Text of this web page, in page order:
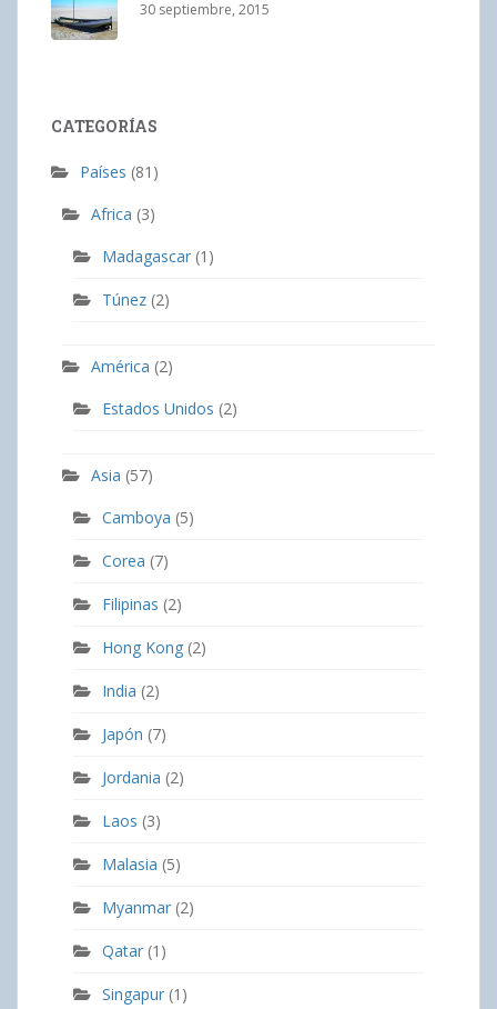
30 septiembre, 2015
CATEGORÍAS
Países (81)
Africa (3)
Madagascar (1)
Túnez (2)
América (2)
Estados Unidos (2)
Asia (57)
Camboya (5)
Corea (7)
Filipinas (2)
Hong Kong (2)
India (2)
Japón (7)
Jordania (2)
Laos (3)
Malasia (5)
Myanmar (2)
Qatar (1)
Singapur (1)